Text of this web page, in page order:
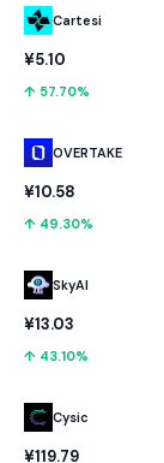
Cartesi
¥5.10
↑ 57.70%
OVERTAKE
¥10.58
↑ 49.30%
SkyAI
¥13.03
↑ 43.10%
Cysic
¥119.79